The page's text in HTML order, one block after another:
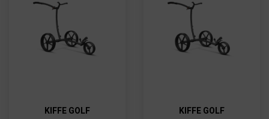
KIFFE GOLF
KIFFE GOLF